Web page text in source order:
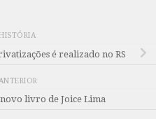
é realizado no RS
livro de Joice Lima